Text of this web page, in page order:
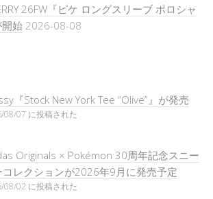
26FW『ピケ ロングスリーブ ポロシャ
始 2026-08-08
『Stock New York Tee “Olive”』が発売
08/07 に投稿された
Originals × Pokémon 30周年記念スニー
コレクションが2026年9月に発売予定
08/02 に投稿された